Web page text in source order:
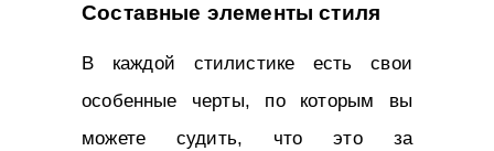
Составные элементы стиля
В каждой стилистике есть свои
особенные черты, по которым вы
можете судить, что это за